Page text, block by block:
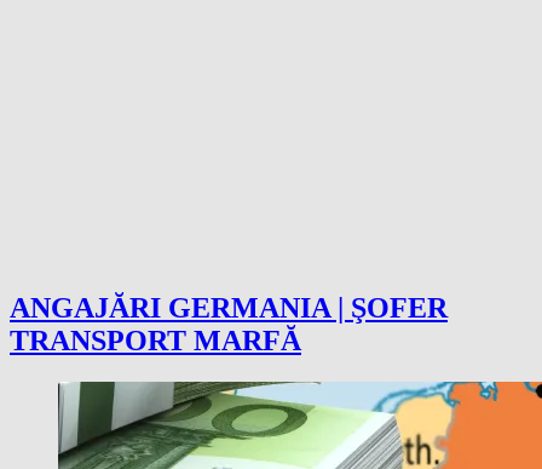
ANGAJĂRI GERMANIA | ŞOFER
TRANSPORT MARFĂ